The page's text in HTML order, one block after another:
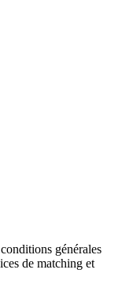
conditions générales
de matching et